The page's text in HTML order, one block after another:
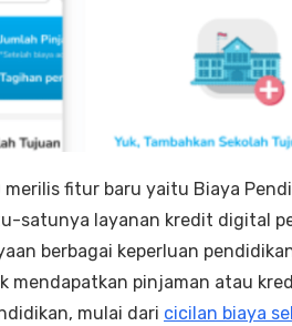
merilis fitur baru yaitu Biaya
satunya layanan kredit digital
berbagai keperluan
mendapatkan pinjaman atau
mulai dari cicilan biaya